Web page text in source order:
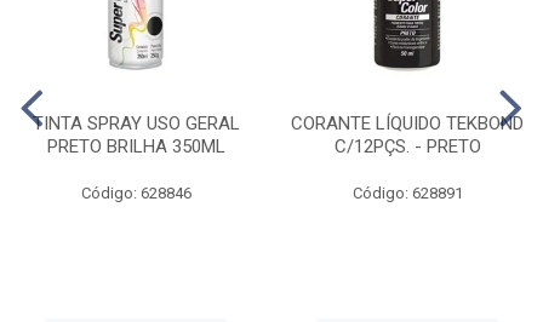
TINTA SPRAY USO GERAL
PRETO BRILHA 350ML
Código: 628846
CORANTE LÍQUIDO TEKBOND
C/12PÇS. - PRETO
Código: 628891